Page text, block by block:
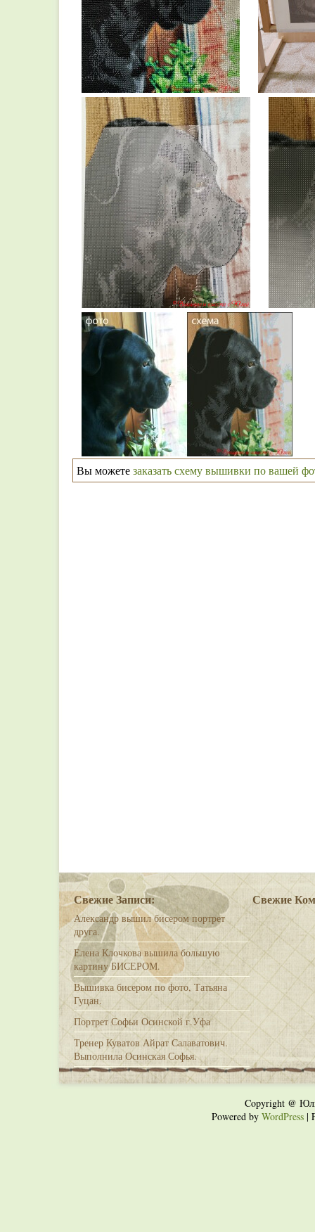
Вы можетезаказать схему вышивки по вашей
Свежие Записи:
Александр вышил бисером портрет
друга.
Елена Клочкова вышила большую
картину БИСЕРОМ.
Вышивка бисером по фото, Татьяна
Гуцан.
Портрет Софьи Осинской г.Уфа
Тренер Куватов Айрат Салаватович.
Выполнила Осинская Софья.
Свежие
Copyright @
Powered by WordPress |